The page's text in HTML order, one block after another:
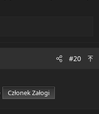
#20
Członek Załogi